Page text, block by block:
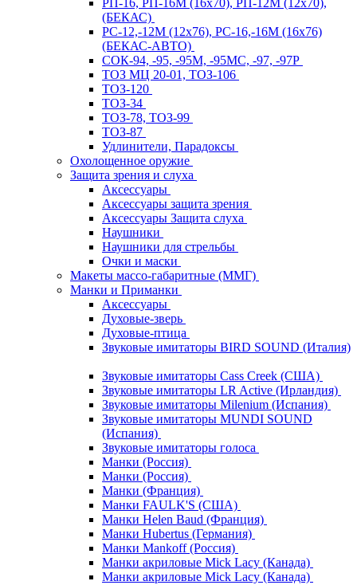
(БЕКАС)
РС-12,-12М (12х76), РС-16,-16М (16х76)
(БЕКАС-АВТО)
СОК-94, -95, -95М, -95МС, -97, -97Р
ТОЗ МЦ 20-01, ТОЗ-106
ТОЗ-120
ТОЗ-34
ТОЗ-78, ТОЗ-99
ТОЗ-87
Удлинители, Парадоксы
Охолощенное оружие
Защита зрения и слуха
Аксессуары
Аксессуары защита зрения
Аксессуары Защита слуха
Наушники
Наушники для стрельбы
Очки и маски
Макеты массо-габаритные (ММГ)
Манки и Приманки
Аксессуары
Духовые-зверь
Духовые-птица
Звуковые имитаторы BIRD SOUND (Италия)
Звуковые имитаторы Cass Creek (США)
Звуковые имитаторы LR Active (Ирландия)
Звуковые имитаторы Milenium (Испания)
Звуковые имитаторы MUNDI SOUND
(Испания)
Звуковые имитаторы голоса
Манки (Россия)
Манки (Россия)
Манки (Франция)
Манки FAULK'S (США)
Манки Helen Baud (Франция)
Манки Hubertus (Германия)
Манки Mankoff (Россия)
Манки акриловые Mick Lacy (Канада)
Манки акриловые Mick Lacy (Канада)